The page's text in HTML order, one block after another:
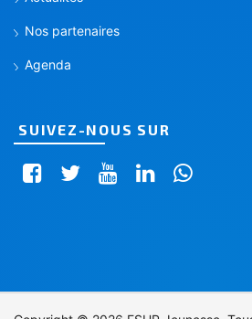
Nos partenaires
Agenda
SUIVEZ-NOUS SUR